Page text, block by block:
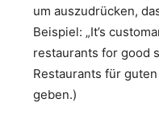
um auszudrücken,
Beispiel: „It’s
restaurants for good
Restaurants für
geben.)